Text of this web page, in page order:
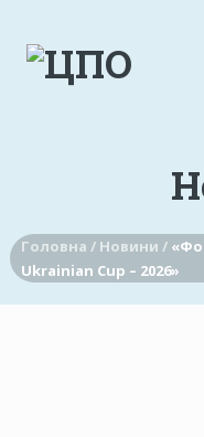
Головна / Новини /
Ukrainian Cup – 2026»